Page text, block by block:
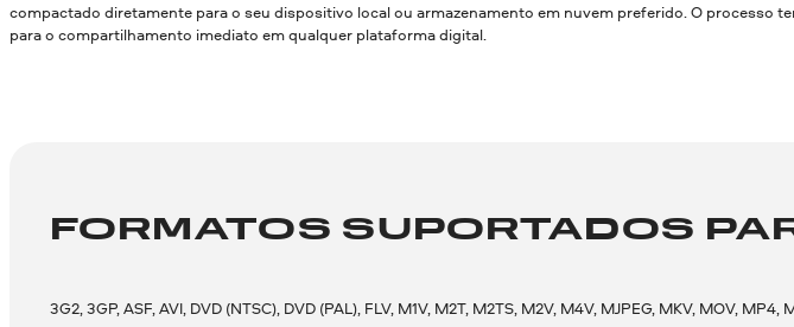
compactado diretamente para o seu dispositivo local ou armazenamento em nuvem preferido. O processo
para o compartilhamento imediato em qualquer plataforma digital.
FORMATOS SUPORTADOS
3G2, 3GP, ASF, AVI, DVD (NTSC), DVD (PAL), FLV, M1V, M2T, M2TS, M2V, M4V, MJPEG, MKV, MOV,